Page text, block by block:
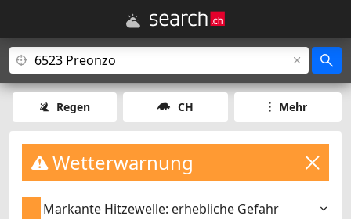
Regen CH Mehr
Wetterwarnung
Markante Hitzewelle: erhebliche Gefahr